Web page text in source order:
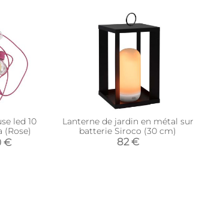
led 10
(Rose)
€
Lanterne de jardin en métal sur
batterie Siroco (30 cm)
82 €